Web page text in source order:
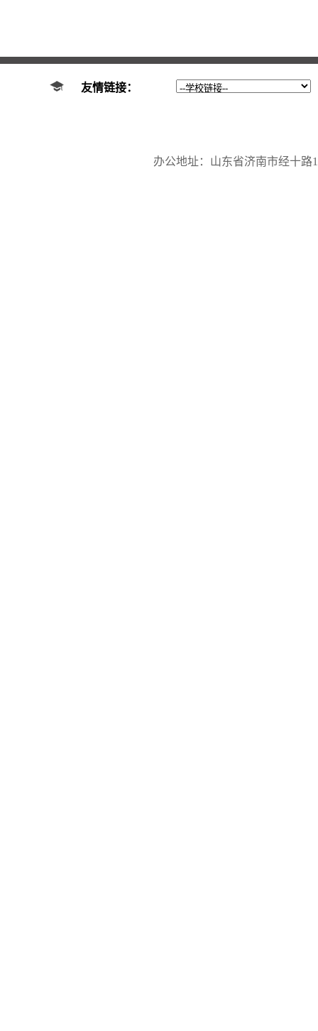
友情链接：
办公地址：山东省济南市经十路